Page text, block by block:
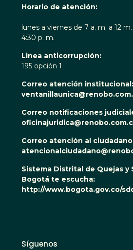
Horario de atención:
lunes a viernes de 7 a. m. a 12
4:30 p. m.
Linea anticorrupción:
195 opción 1
Correo atención institucional:
Correo notificaciones
Correo atención al
Sistema Distrital de Quejas y
Bogotá te escucha:
http://www.bogota.gov.co/
Síguenos